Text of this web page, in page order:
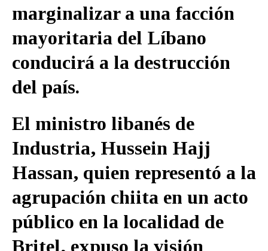
marginalizar a una facción
mayoritaria del Líbano
conducirá a la destrucción
del país.
El ministro libanés de
Industria, Hussein Hajj
Hassan, quien representó a la
agrupación chiita en un acto
público en la localidad de
Britel, expuso la visión